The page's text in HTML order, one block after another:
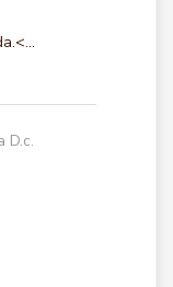
D.c.